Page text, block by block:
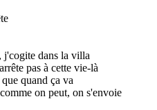
j'cogite dans la villa
pas à cette vie-là
quand ça va
on peut, on s'envoie